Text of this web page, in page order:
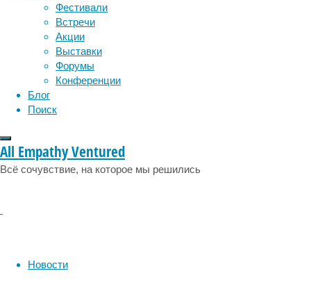
Фестивали
Встречи
Акции
Выставки
Форумы
Конференции
Блог
Поиск
All Empathy Ventured
Всё сочувствие, на которое мы решились
Новости
1982–
1989
и
1999–
2014
годах
полные
данные
диагнозах
сон социальные проблемы
физиология
эмоции